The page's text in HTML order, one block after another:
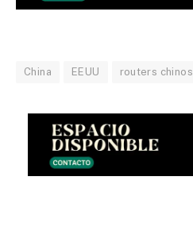
China EEUU routers chinos